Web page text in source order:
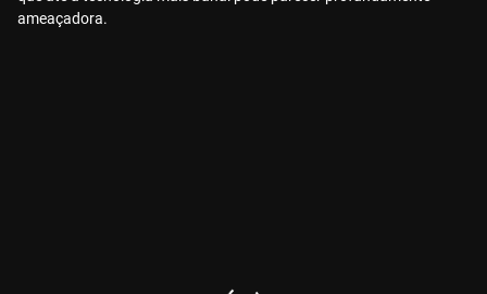
ameaçadora.